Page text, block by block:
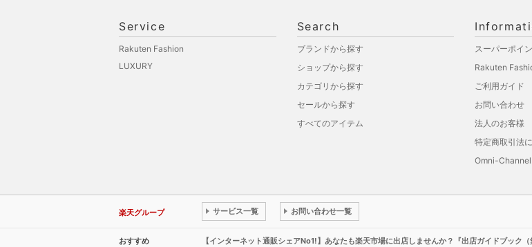
Service
Rakuten Fashion
LUXURY
Search
ブランドから探す
ショップから探す
カテゴリから探す
セールから探す
すべてのアイテム
スーパーポイ
Rakuten
ご利用ガイド
お問い合わせ
法人のお客様
特定商取引法
Omni-
楽天グループ サービス一覧 お問い合わせ一覧
おすすめ 【インターネット通販シェアNo1!】あなたも楽天市場に出店しませんか？『出店ガイドブック